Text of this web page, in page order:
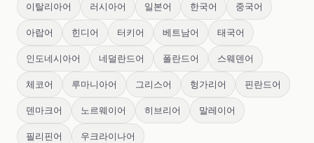
이탈리아어 러시아어 일본어 한국어 중국어
아랍어 힌디어 터키어 베트남어 태국어
인도네시아어 네덜란드어 폴란드어 스웨덴어
체코어 루마니아어 그리스어 헝가리어 핀란드어
덴마크어 노르웨이어 히브리어 말레이어
필리핀어 우크라이나어